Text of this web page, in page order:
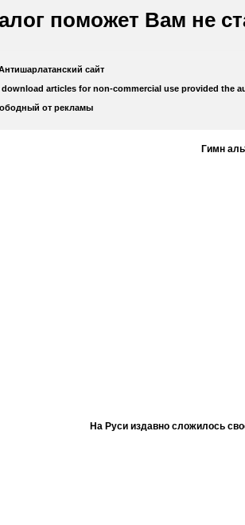
поможет Вам не
сайт
articles for non-commercial use provided the
от рекламы
Гимн
На Руси издавно сложилось